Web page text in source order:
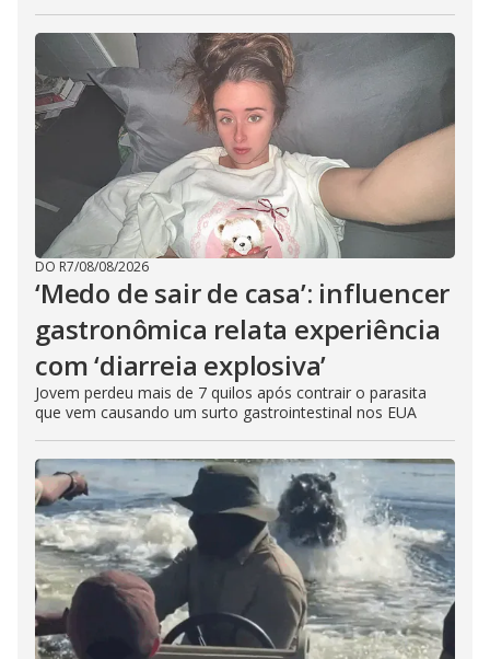
DO R7/08/08/2026
‘Medo de sair de casa’: influencer
gastronômica relata experiência
com ‘diarreia explosiva’
Jovem perdeu mais de 7 quilos após contrair o parasita
que vem causando um surto gastrointestinal nos EUA